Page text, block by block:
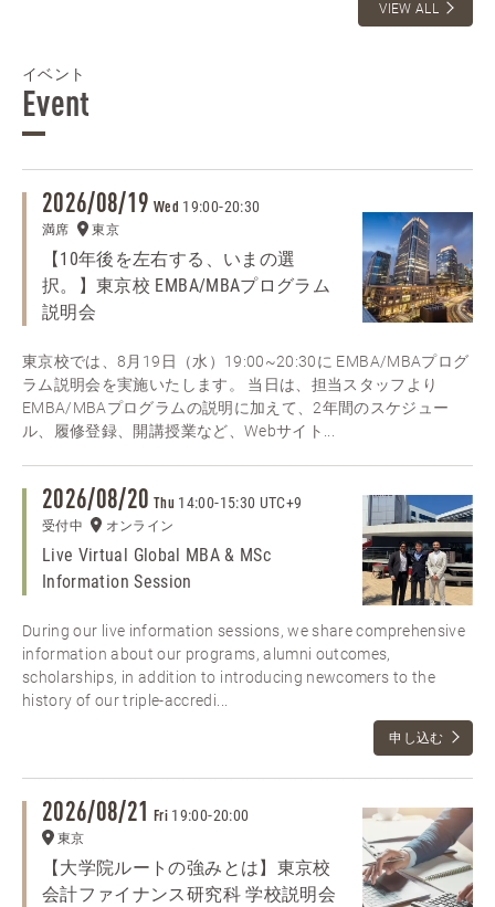
VIEW ALL
イベント
Event
2026/08/19 Wed 19:00-20:30
満席 東京
【10年後を左右する、いまの選
択。】東京校 EMBA/MBAプログラム
説明会
東京校では、8月19日（水）19:00~20:30に EMBA/MBAプログ
ラム説明会を実施いたします。 当日は、担当スタッフより
EMBA/MBAプログラムの説明に加えて、2年間のスケジュー
ル、履修登録、開講授業など、Webサイト...
2026/08/20 Thu 14:00-15:30 UTC+9
受付中 オンライン
Live Virtual Global MBA & MSc
Information Session
During our live information sessions, we share comprehensive
information about our programs, alumni outcomes,
scholarships, in addition to introducing newcomers to the
history of our triple-accredi...
申し込む
2026/08/21 Fri 19:00-20:00
東京
【大学院ルートの強みとは】東京校
会計ファイナンス研究科 学校説明会